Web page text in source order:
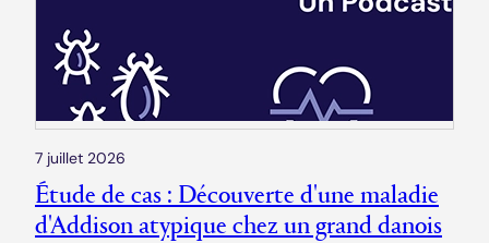
7 juillet 2026
Étude de cas : Découverte d'une maladie
d'Addison atypique chez un grand danois